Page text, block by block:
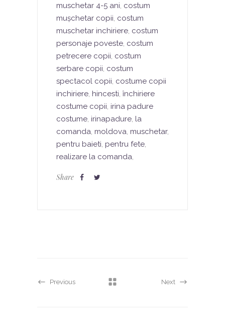
muschetar 4-5 ani, costum
mușchetar copii, costum
muschetar inchiriere, costum
personaje poveste, costum
petrecere copii, costum
serbare copii, costum
spectacol copii, costume copii
inchiriere, hincesti, închiriere
costume copii, irina padure
costume, irinapadure, la
comanda, moldova, muschetar,
pentru baieti, pentru fete,
realizare la comanda,
Share
Previous Next